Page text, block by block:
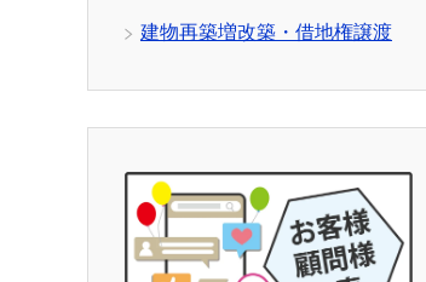
建物再築増改築・借地権譲渡